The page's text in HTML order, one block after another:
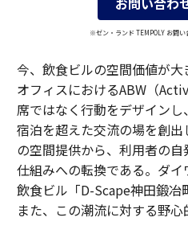
※ゼン・ランド TEMPOLY お問
今、飲食ビルの空間価値が大
オフィスにおけるABW（
席ではなく行動をデザイン
宿泊を超えた交流の場を創
の空間提供から、利用者の
仕組みへの転換である。ダ
飲食ビル「D-Scape神田鍛冶
また、この潮流に対する野心